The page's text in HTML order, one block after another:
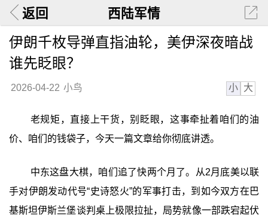
返回 西陆军情
伊朗千枚导弹直指油轮，美伊深夜暗战
谁先眨眼？
2026-04-22 小鸟 小 大
老规矩，直接上干货，别眨眼，这事牵扯着咱们的油
价、咱们的钱袋子，今天一篇文章给你彻底讲透。
中东这盘大棋，咱们追了快两个月了。从2月底美以联
手对伊朗发动代号“史诗怒火”的军事打击，到如今双方在巴
基斯坦伊斯兰堡谈判桌上极限拉扯，局势就像一部跌宕起伏